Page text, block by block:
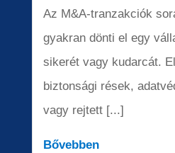
Az M&A-tranzakciók
gyakran dönti el egy
sikerét vagy kudarcát.
biztonsági rések,
vagy rejtett [...]
Bővebben